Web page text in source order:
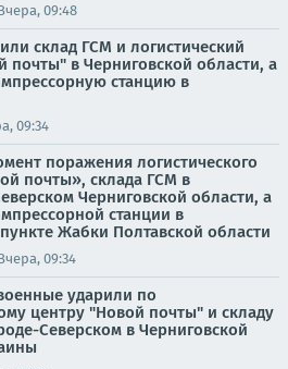
09:48
склад ГСМ и логистический
почты" в Черниговской области, а
станцию в
09:34
поражения логистического
почты», склада ГСМ в
Черниговской области, а
станции в
Жабки Полтавской области
09:34
ударили по
центру "Новой почты" и складу
Северском в Черниговской